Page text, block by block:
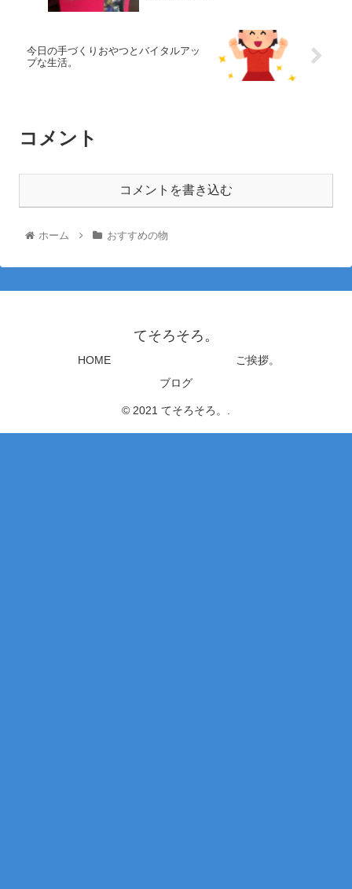
今日の手づくりおやつとバイタルアッ
プな生活。
コメント
コメントを書き込む
ホーム おすすめの物
てそろそろ。
HOME
ご挨拶。
ブログ
© 2021 てそろそろ。.